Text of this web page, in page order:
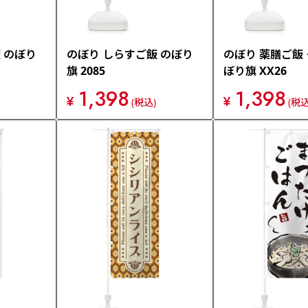
ぼり
のぼり しらすご飯 のぼり
旗 2085
¥ 1,398 (税込)
のぼり 薬膳ご飯
ぼり旗 XX26
¥ 1,398 (税